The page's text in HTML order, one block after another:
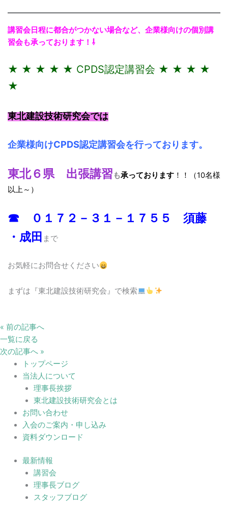
講習会日程に都合がつかない場合など、企業様向けの個別講
習会も承っております！⇩
★ ★ ★ ★ ★ CPDS認定講習会 ★ ★ ★ ★
★
東北建設技術研究会では
企業様向けCPDS認定講習会を行っております。
東北６県 出張講習 も承っております！！（10名様
以上～）
☎ ０１７２－３１－１７５５ 須藤
・成田 まで
お気軽にお問合せください
まずは『東北建設技術研究会』で検索
« 前の記事へ
一覧に戻る
次の記事へ »
トップページ
当法人について
理事長挨拶
東北建設技術研究会とは
お問い合わせ
入会のご案内・申し込み
資料ダウンロード
最新情報
講習会
理事長ブログ
スタッフブログ